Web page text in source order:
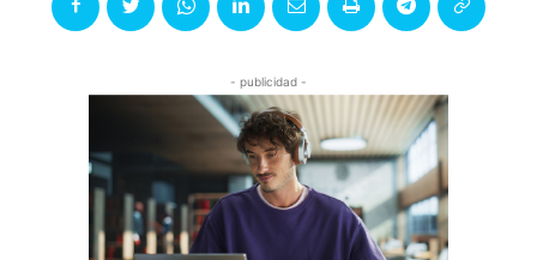
- publicidad -